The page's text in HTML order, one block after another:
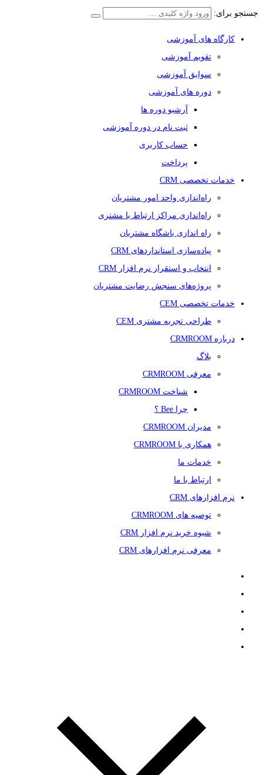
جستجو برای:
کارگاه های آموزشی
تقویم آموزشی
سوابق آموزشی
دوره های آموزشی
آرشیو دوره ها
ثبت نام در دوره آموزشی
حساب کاربری
پرداخت
خدمات تخصصی CRM
راه‌اندازی واحد امور مشتریان
راه‌اندازی مراکز ارتباط با مشتری
راه اندازی باشگاه مشتریان
پیاده‌سازی استانداردهای CRM
انتخاب و استقرار نرم افزار CRM
پروژه‌های سنجش رضایت مشتریان
خدمات تخصصی CEM
طراحی تجربه مشتری CEM
درباره CRMROOM
بلاگ
معرفی CRMROOM
شناخت CRMROOM
چرا Bee ؟
مدیران CRMROOM
همکاری با CRMROOM
خدمات ما
ارتباط با ما
نرم افزارهای CRM
توصیه های CRMROOM
شیوه خرید نرم افزار CRM
معرفی نرم افزارهای CRM